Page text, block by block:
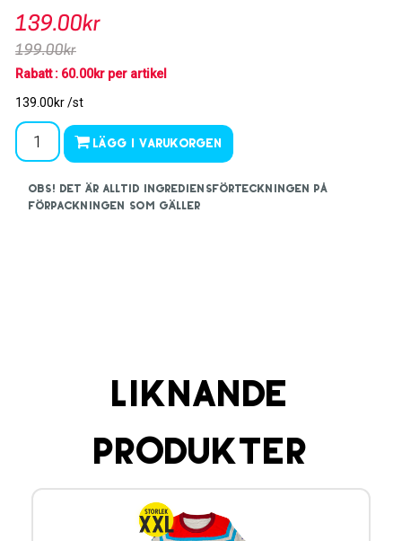
139.00kr
199.00kr
Rabatt : 60.00kr per artikel
139.00kr /st
Lägg i varukorgen
OBS! Det är alltid ingrediensförteckningen på
förpackningen som gäller
Liknande
produkter